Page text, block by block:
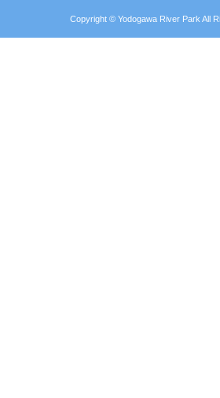
Copyright © Yodogawa River Park All